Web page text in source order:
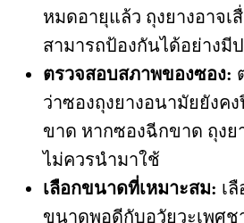
หมดอายุแล้ว ถุงยางอาจเ
สามารถป้องกันได้อย่างมี
ตรวจสอบสภาพของซอง:
ว่าซองถุงยางอนามัยยังค
ขาด หากซองฉีกขาด ถุงย
ไม่ควรนำมาใช้
เลือกขนาดที่เหมาะสม: เ
ขนาดพอดีกับอวัยวะเพศช